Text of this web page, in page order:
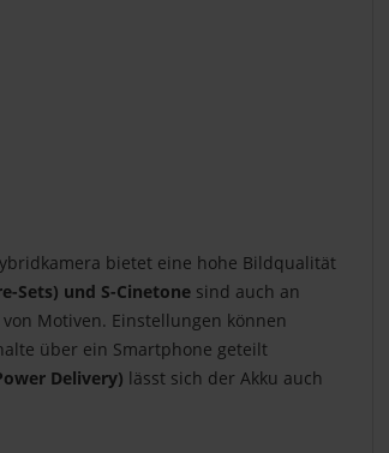
bietet eine hohe Bildqualität
Sets) und S-Cinetone sind auch an
Motiven. Einstellungen können
über ein Smartphone geteilt
Delivery) lässt sich der Akku auch